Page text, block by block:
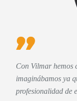
Con Vilmar hemos
imaginábamos ya
profesionalidad de